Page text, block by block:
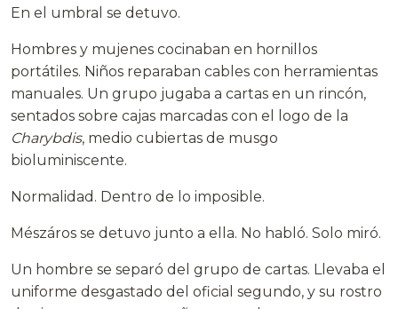
En el umbral se detuvo.
Hombres y mujenes cocinaban en hornillos
portátiles. Niños reparaban cables con herramientas
manuales. Un grupo jugaba a cartas en un rincón,
sentados sobre cajas marcadas con el logo de la
Charybdis, medio cubiertas de musgo
bioluminiscente.
Normalidad. Dentro de lo imposible.
Mészáros se detuvo junto a ella. No habló. Solo miró.
Un hombre se separó del grupo de cartas. Llevaba el
uniforme desgastado del oficial segundo, y su rostro